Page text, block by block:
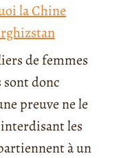
la Chine
de femmes
donc
preuve ne le
les
à un